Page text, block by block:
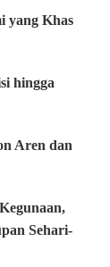
yang Khas
hingga
Aren dan
Sehari-